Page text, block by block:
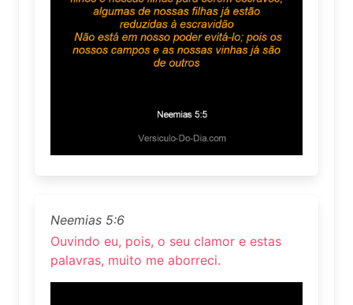
Neemias 5:6
Ouvindo eu, pois, o seu clamor e estas
palavras, muito me aborreci.